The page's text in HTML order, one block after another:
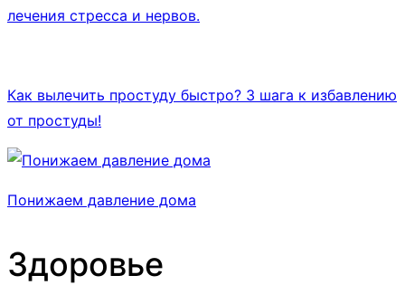
лечения стресса и нервов.
Как вылечить простуду быстро? 3 шага к избавлению
от простуды!
Понижаем давление дома
Здоровье